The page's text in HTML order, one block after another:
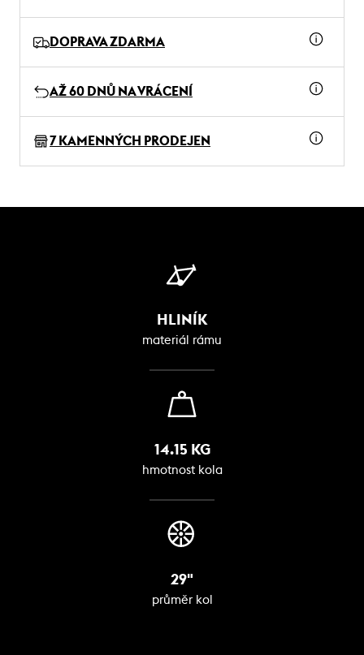
DOPRAVA ZDARMA
AŽ 60 DNŮ NA VRÁCENÍ
7 KAMENNÝCH PRODEJEN
HLINÍK
materiál rámu
14.15 KG
hmotnost kola
29"
průměr kol